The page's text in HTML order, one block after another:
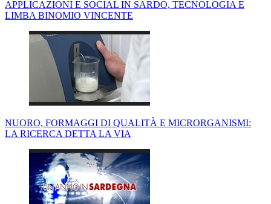
APPLICAZIONI E SOCIAL IN SARDO, TECNOLOGIA E
LIMBA BINOMIO VINCENTE
NUORO, FORMAGGI DI QUALITÀ E MICRORGANISMI:
LA RICERCA DETTA LA VIA